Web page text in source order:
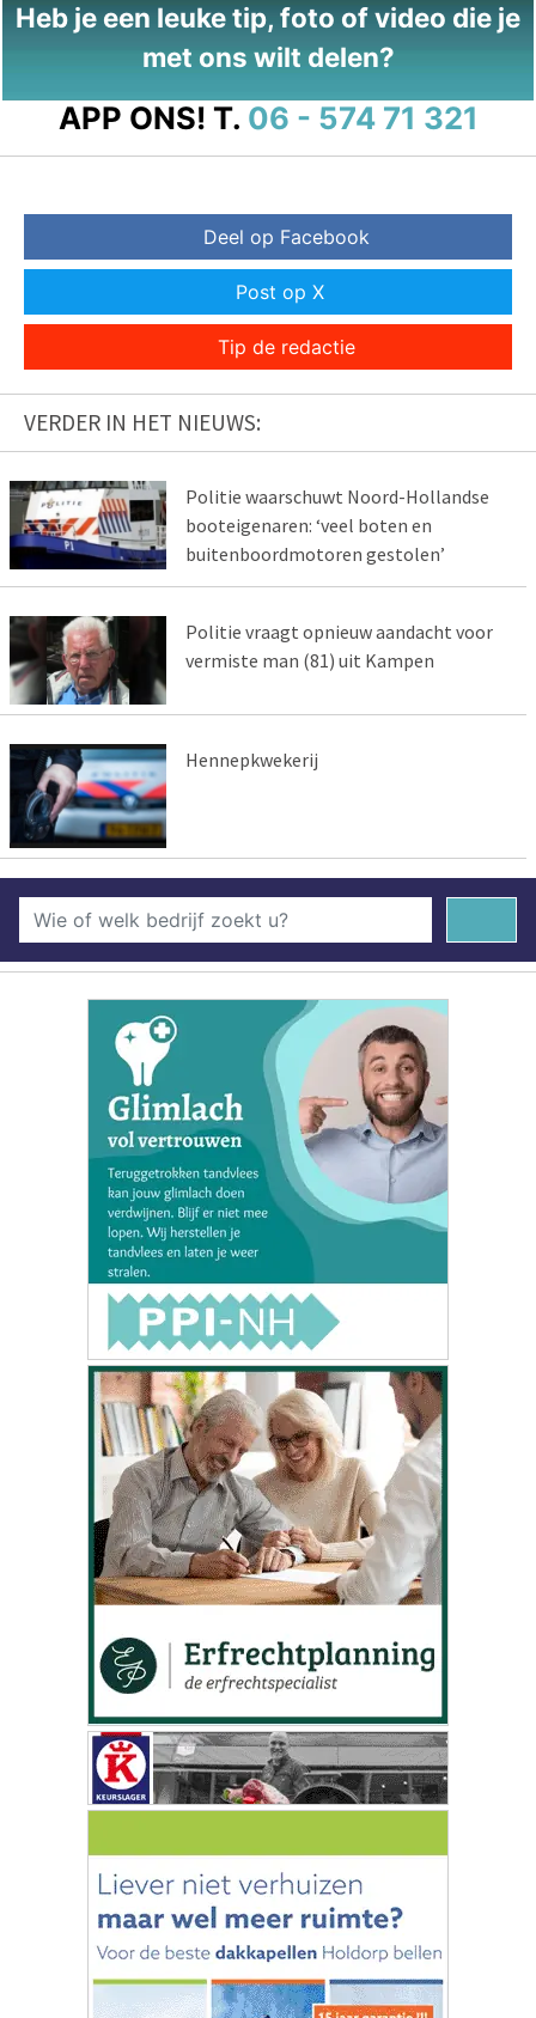
Heb je een leuke tip, foto of video die je
met ons wilt delen?
APP ONS! T. 06 - 574 71 321
Deel op Facebook
Post op X
Tip de redactie
VERDER IN HET NIEUWS:
Politie waarschuwt Noord-Hollandse
booteigenaren: ‘veel boten en
buitenboordmotoren gestolen’
Politie vraagt opnieuw aandacht voor
vermiste man (81) uit Kampen
Hennepkwekerij